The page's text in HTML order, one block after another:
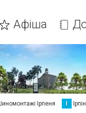
Афіша
Ірпеня І